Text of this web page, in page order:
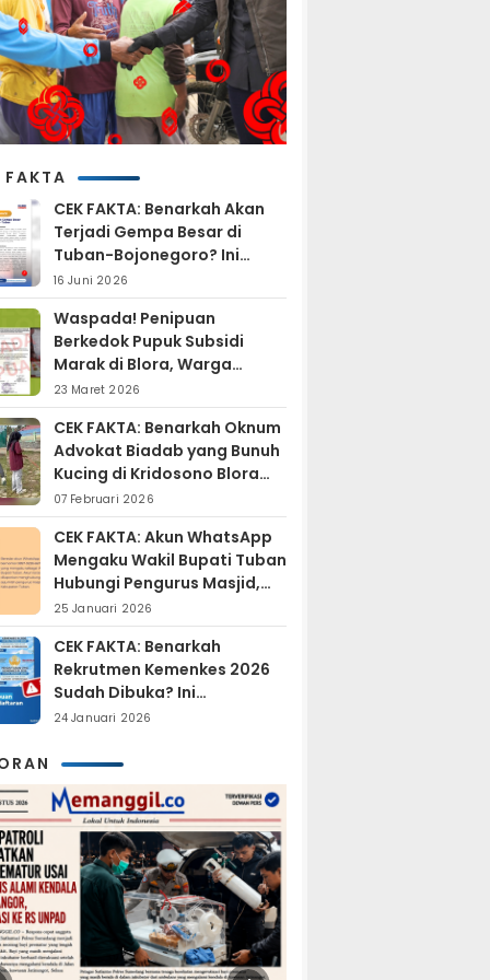
FAKTA
CEK FAKTA: Benarkah Akan
Terjadi Gempa Besar di
Tuban-Bojonegoro? Ini
Penjelasan BMKG
16 Juni 2026
Waspada! Penipuan
Berkedok Pupuk Subsidi
Marak di Blora, Warga
Diminta Hati-hati
23 Maret 2026
CEK FAKTA: Benarkah Oknum
Advokat Biadab yang Bunuh
Kucing di Kridosono Blora
Sudah Resmi Jadi
Tersangka?
07 Februari 2026
CEK FAKTA: Akun WhatsApp
Mengaku Wakil Bupati Tuban
Hubungi Pengurus Masjid,
Dipastikan Hoaks
25 Januari 2026
CEK FAKTA: Benarkah
Rekrutmen Kemenkes 2026
Sudah Dibuka? Ini
Penjelasan Resmi BKN
24 Januari 2026